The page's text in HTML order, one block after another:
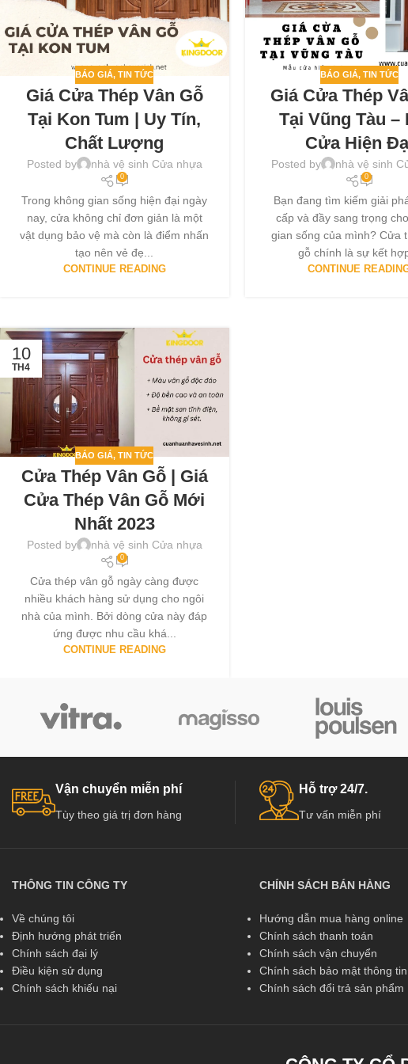
BÁO GIÁ,TIN TỨC
Giá Cửa Thép Vân Gỗ
Tại Kon Tum | Uy Tín,
Chất Lượng
Posted by nhà vệ sinh Cửa nhựa
0
Trong không gian sống hiện đại ngày
nay, cửa không chỉ đơn giản là một
vật dụng bảo vệ mà còn là điểm nhấn
tạo nên vẻ đẹ...
CONTINUE READING
BÁO GIÁ, TIN TỨC
Giá Cửa Thép
Tại Vũng Tàu –
Cửa Hiện
Posted by nhà vệ sinh
0
Bạn đang tìm kiếm giải
cấp và đầy sang trọng
gian sống của mình? Cửa
gỗ chính là sự kết
CONTINUE
10
TH4
BÁO GIÁ,TIN TỨC
Cửa Thép Vân Gỗ | Giá
Cửa Thép Vân Gỗ Mới
Nhất 2023
Posted by nhà vệ sinh Cửa nhựa
0
Cửa thép vân gỗ ngày càng được
nhiều khách hàng sử dụng cho ngôi
nhà của mình. Bởi dòng cửa này đáp
ứng được nhu cầu khá...
CONTINUE READING
Vận chuyển miễn phí
Tùy theo giá trị đơn hàng
Hỗ trợ 24/7.
Tư vấn miễn phí
THÔNG TIN CÔNG TY
Về chúng tôi
Định hướng phát triển
Chính sách đại lý
Điều kiện sử dụng
Chính sách khiếu nại
CHÍNH SÁCH BÁN HÀNG
Hướng dẫn mua hàng online
Chính sách thanh toán
Chính sách vận chuyển
Chính sách bảo mật thông tin
Chính sách đổi trả sản phẩm